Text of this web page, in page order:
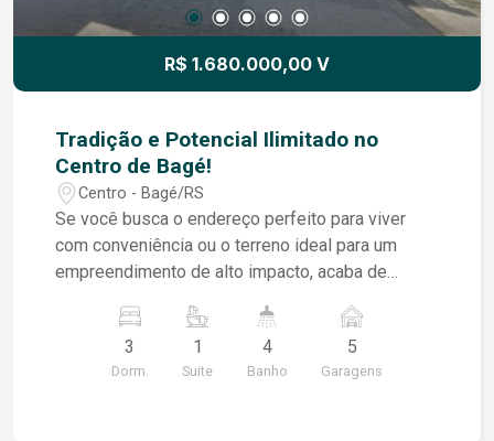
R$ 1.680.000,00 V
Tradição e Potencial Ilimitado no
Centro de Bagé!
Centro - Bagé/RS
Se você busca o endereço perfeito para viver
com conveniência ou o terreno ideal para um
empreendimento de alto impacto, acaba de
uma localização extremamente central e
privilegiada, oferece um terreno totalmente plano
de impressionantes 930m². É o cenário perfeito
3
Dorm.
1
Suite
4
Banho
5
Garagens